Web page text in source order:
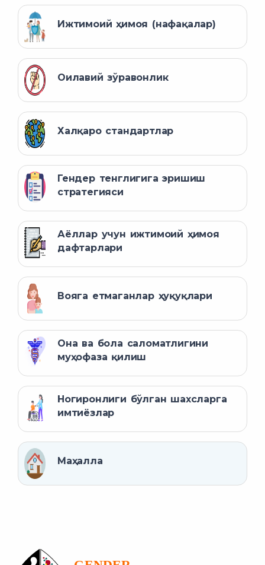
Ижтимоий ҳимоя (нафақалар)
Оилавий зўравонлик
Халқаро стандартлар
Гендер тенглигига эришиш
стратегияси
Аёллар учун ижтимоий ҳимоя
дафтарлари
Вояга етмаганлар ҳуқуқлари
Она ва бола саломатлигини
муҳофаза қилиш
Ногиронлиги бўлган шахсларга
имтиёзлар
Маҳалла